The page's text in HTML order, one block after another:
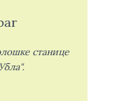
станице